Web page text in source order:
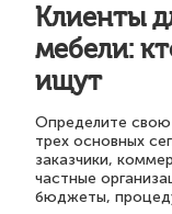
Клиенты
мебели:
ищут
Определите свою
трех основных
заказчики,
частные
бюджеты,